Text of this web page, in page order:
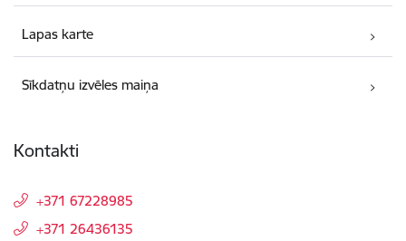
Lapas karte
Sīkdatņu izvēles maiņa
Kontakti
+371 67228985
+371 26436135